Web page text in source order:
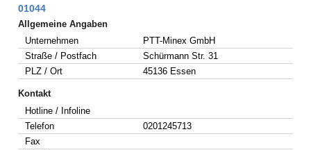
01044
Allgemeine Angaben
Unternehmen
PTT-Minex GmbH
Straße / Postfach
Schürmann Str. 31
PLZ / Ort
45136 Essen
Kontakt
Hotline / Infoline
Telefon
0201245713
Fax